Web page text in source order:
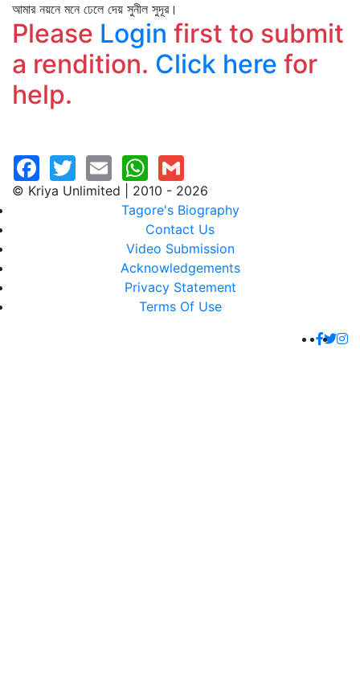
আমার নয়নে মনে ঢেলে দেয় সুনীল সুদূর।
Please Login first to submit
a rendition. Click here for
help.
© Kriya Unlimited | 2010 - 2026
Tagore's Biography
Contact Us
Video Submission
Acknowledgements
Privacy Statement
Terms Of Use